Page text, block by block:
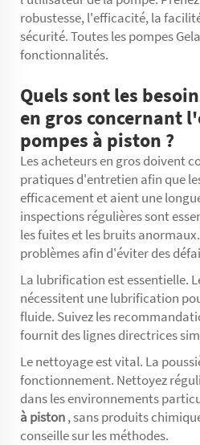
robustesse, l'efficacité, la
sécurité. Toutes les pompes
fonctionnalités.
Quels sont les
en gros concernant
pompes à piston ?
Les acheteurs en gros doivent
pratiques d'entretien afin que
efficacement et aient une
inspections régulières sont
les fuites et les bruits
problèmes afin d'éviter des
La lubrification est essentielle.
nécessitent une lubrification
fluide. Suivez les
fournit des lignes directrices
Le nettoyage est vital. La
fonctionnement. Nettoyez
dans les environnements
à piston, sans produits
conseille sur les méthodes.